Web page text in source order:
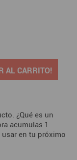
AL CARRITO!
¿Qué es un
acumulas 1
en tu próximo